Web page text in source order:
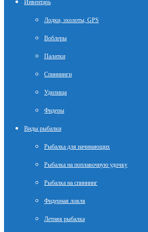
Инвентарь
Лодки, эхолоты, GPS
Воблеры
Палатки
Спиннинги
Удилища
Фидеры
Виды рыбалки
Рыбалка для начинающих
Рыбалка на поплавочную удочку
Рыбалка на спиннинг
Фидерная ловля
Летняя рыбалка